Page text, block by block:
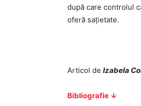
după care controlul
oferă sațietate.
Articol de Izabela
Bibliografie ↓